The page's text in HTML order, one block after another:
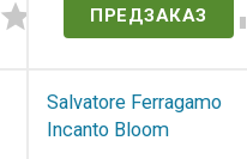
ПРЕДЗАКАЗ
Salvatore Ferragamo
Incanto Bloom